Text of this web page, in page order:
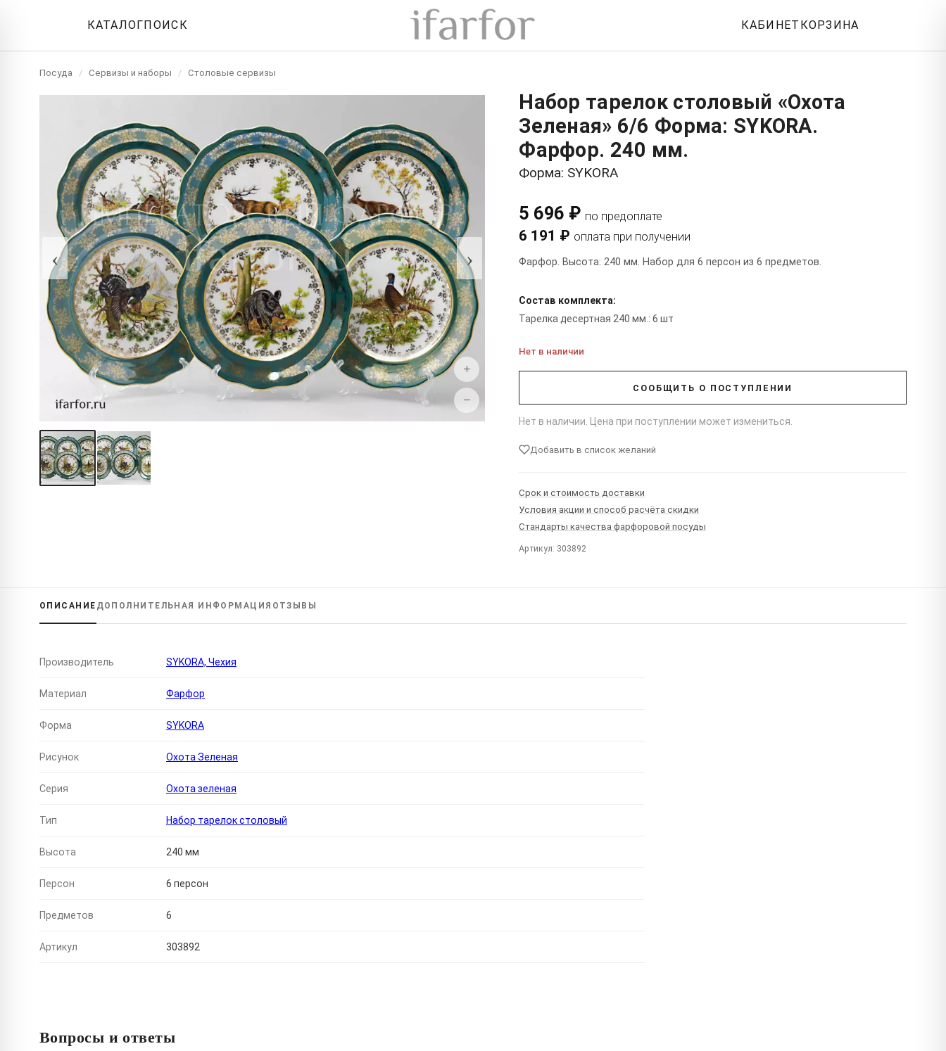
КАТАЛОГПОИСК КАБИНЕТ КОРЗИНА
Посуда / Сервизы и наборы / Столовые сервизы
‹ ›
+
−
Набор тарелок столовый «Охота
Зеленая» 6/6 Форма: SYKORA.
Фарфор. 240 мм.
Форма: SYKORA
5 696 ₽ по предоплате
6 191 ₽ оплата при получении
Фарфор. Высота: 240 мм. Набор для 6 персон из 6 предметов.
Состав комплекта:
Тарелка десертная 240 мм.: 6 шт
Нет в наличии
СООБЩИТЬ О ПОСТУПЛЕНИИ
Нет в наличии. Цена при поступлении может измениться.
Добавить в список желаний
Срок и стоимость доставки
Условия акции и способ расчёта скидки
Стандарты качества фарфоровой посуды
Артикул: 303892
ОПИСАНИЕ ДОПОЛНИТЕЛЬНАЯ ИНФОРМАЦИЯ ОТЗЫВЫ
Производитель SYKORA, Чехия
Материал Фарфор
Форма SYKORA
Рисунок Охота Зеленая
Серия Охота зеленая
Тип Набор тарелок столовый
Высота 240 мм
Персон 6 персон
Предметов 6
Артикул 303892
Вопросы и ответы